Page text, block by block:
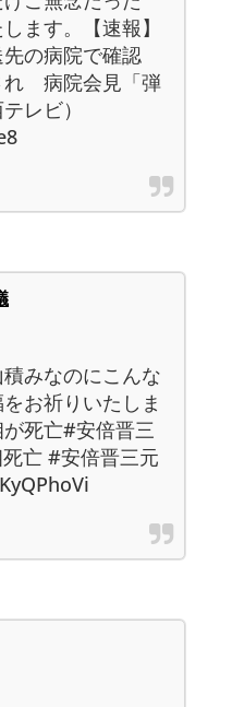
ます。【速報】
の病院で確認
れ 病院会見「弾
レビ）
みなのにこんな
お祈りいたしま
死亡#安倍晋三
亡 #安倍晋三元